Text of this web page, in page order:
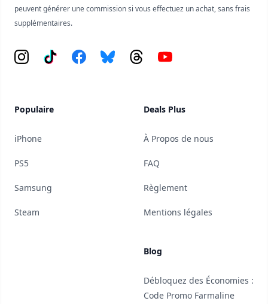
peuvent générer une commission si vous effectuez un achat, sans frais
supplémentaires.
Instagram
Tiktok FacebookBlueskyThreadsYouTube
Populaire
iPhone
PS5
Samsung
Steam
Deals Plus
À Propos de nous
FAQ
Règlement
Mentions légales
Blog
Débloquez des Économies :
Code Promo Farmaline